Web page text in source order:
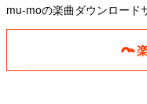
mu-moの楽曲ダウンロード